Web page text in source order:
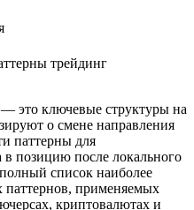
это ключевые структуры на
о смене направления
паттерны для
позицию после локального
список наиболее
применяемых
криптовалютах и